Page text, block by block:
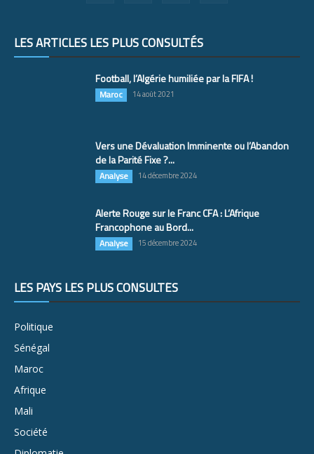
LES ARTICLES LES PLUS CONSULTÉS
Football, l’Algérie humiliée par la FIFA !
Maroc 14 août 2021
Vers une Dévaluation Imminente ou l’Abandon
de la Parité Fixe ?...
Analyse 14 décembre 2024
Alerte Rouge sur le Franc CFA : L’Afrique
Francophone au Bord...
Analyse 15 décembre 2024
LES PAYS LES PLUS CONSULTÉS
Politique
Sénégal
Maroc
Afrique
Mali
Société